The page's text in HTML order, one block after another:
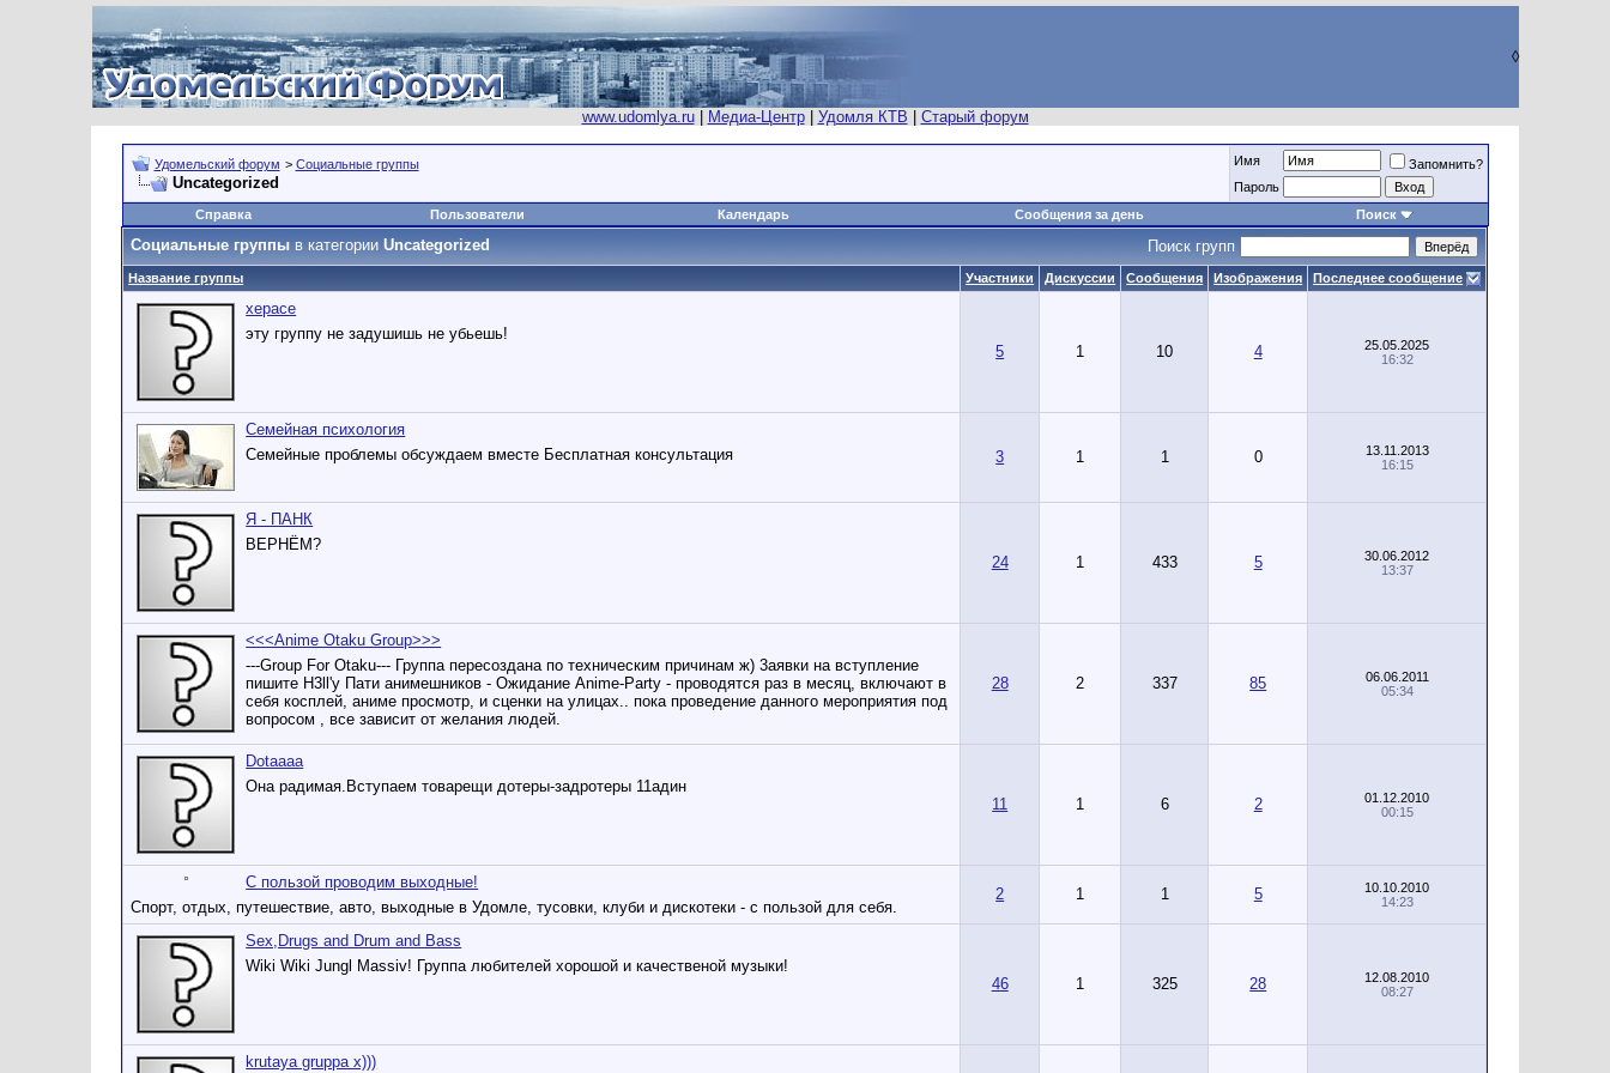
◊
www.udomlya.ru| Медиа-Центр| Удомля КТВ Старый форум
Удомельский форум > Социальные группы
Uncategorized
Имя
Запомнить?
Пароль
Справка
Пользователи Календарь Сообщения за день Поиск
Поиск групп
Социальные группыв категорииUncategorized
Название группы Участники Дискуссии Сообщения Изображения Последнее сообщение
херасе
эту группу не задушишь не убьешь!
5
1 10 4
25.05.2025
16:32
Семейная психология
Семейные проблемы обсуждаем вместе Бесплатная консультация
3 1 1 0
13.11.2013
16:15
Я - ПАНК
ВЕРНЁМ?
24
1 433 5
30.06.2012
13:37
<<<Anime Otaku Group>>>
---Group For Otaku--- Группа пересоздана по техническим причинам ж) 3аявки на вступление
пишите H3ll'y Пати анимешников - Ожидание Anime-Party - проводятся раз в месяц, включают в
себя косплей, аниме просмотр, и сценки на улицах.. пока проведение данного мероприятия под
вопросом , все зависит от желания людей.
28 2 337 85
06.06.2011
05:34
Dotaaaa
Она радимая.Вступаем товарещи дотеры-задротеры 11адин
11
1 6 2
01.12.2010
00:15
С пользой проводим выходные!
Спорт, отдых, путешествие, авто, выходные в Удомле, тусовки, клуби и дискотеки - с пользой для себя.
2 1 1 5
10.10.2010
14:23
Sex,Drugs and Drum and Bass
Wiki Wiki Jungl Massiv! Группа любителей хорошой и качественой музыки!
46
1 325 28
12.08.2010
08:27
krutaya gruppa x)))